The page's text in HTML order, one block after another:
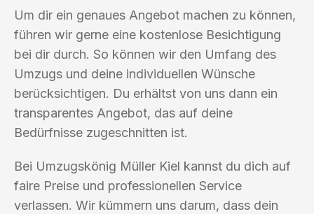
Um dir ein genaues Angebot machen zu können,
führen wir gerne eine kostenlose Besichtigung
bei dir durch. So können wir den Umfang des
Umzugs und deine individuellen Wünsche
berücksichtigen. Du erhältst von uns dann ein
transparentes Angebot, das auf deine
Bedürfnisse zugeschnitten ist.
Bei Umzugskönig Müller Kiel kannst du dich auf
faire Preise und professionellen Service
verlassen. Wir kümmern uns darum, dass dein